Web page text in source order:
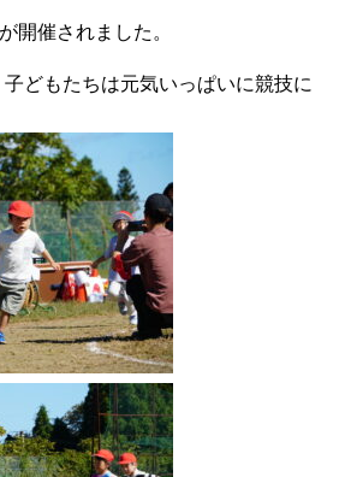
開催されました。
どもたちは元気いっぱいに競技に